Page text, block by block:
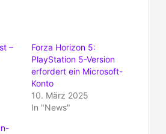
–
Forza Horizon 5:
PlayStation 5-Version
erfordert ein Microsoft-
Konto
10. März 2025
In "News"